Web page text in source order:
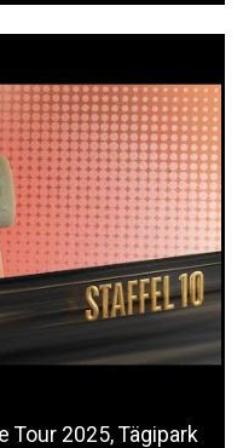
Tour 2025, Tägipark